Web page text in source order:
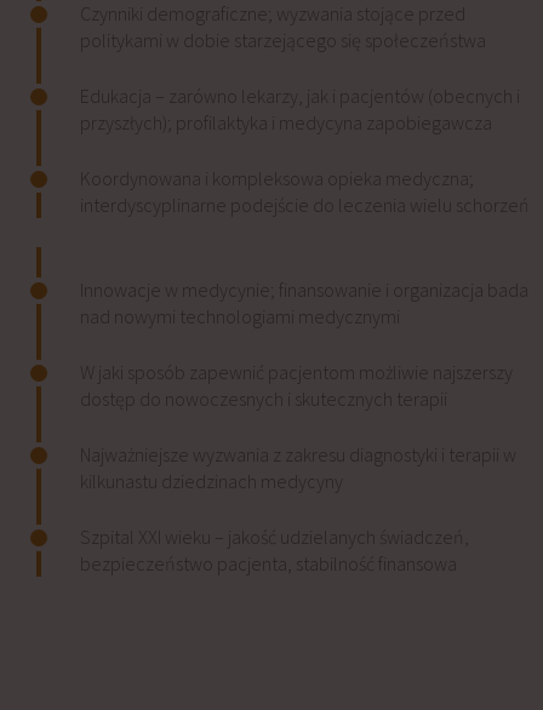
Czynniki demograficzne; wyzwania stojące przed
politykami w dobie starzejącego się społeczeństwa
Edukacja – zarówno lekarzy, jak i pacjentów (obecnych i
przyszłych); profilaktyka i medycyna zapobiegawcza
Koordynowana i kompleksowa opieka medyczna;
interdyscyplinarne podejście do leczenia wielu schorzeń
Innowacje w medycynie; finansowanie i organizacja badań
nad nowymi technologiami medycznymi
W jaki sposób zapewnić pacjentom możliwie najszerszy
dostęp do nowoczesnych i skutecznych terapii
Najważniejsze wyzwania z zakresu diagnostyki i terapii w
kilkunastu dziedzinach medycyny
Szpital XXI wieku – jakość udzielanych świadczeń,
bezpieczeństwo pacjenta, stabilność finansowa